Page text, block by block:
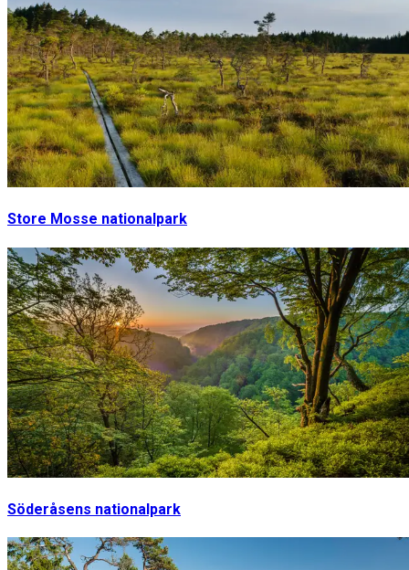
Store Mosse nationalpark
Söderåsens nationalpark